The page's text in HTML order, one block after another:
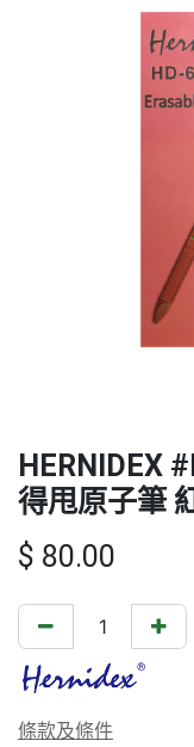
HERNIDEX
得甩原子筆
$ 80.00
條款及條件